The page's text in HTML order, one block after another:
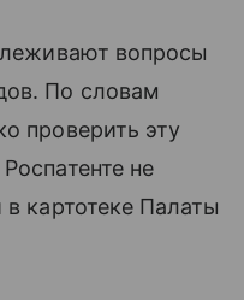
вопросы
По словам
проверить эту
не
картотеке Палаты